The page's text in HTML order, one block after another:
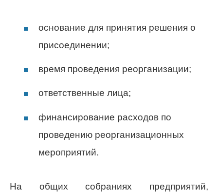
основание для принятия решения о
присоединении;
время проведения реорганизации;
ответственные лица;
финансирование расходов по
проведению реорганизационных
мероприятий.
На общих собраниях предприятий,